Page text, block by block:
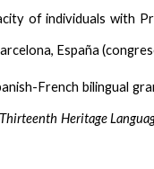
of individuals with
España
French bilingual
Thirteenth Heritage